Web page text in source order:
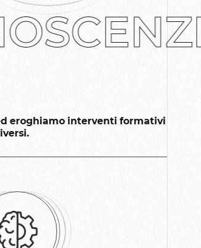
eroghiamo interventi formativi